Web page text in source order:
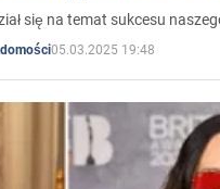
się na temat sukcesu
05.03.2025 19:48